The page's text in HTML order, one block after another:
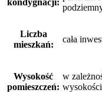
kondygnacji:
Liczba
mieszkań:
cała
Wysokość
pomieszczeń:
w
wysokości